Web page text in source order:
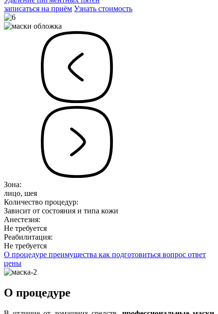
записаться на приём Узнать стоимость
Зона:
лицо, шея
Количество процедур:
Зависит от состояния и типа кожи
Анестезия:
Не требуется
Реабилитация:
Не требуется
О процедуре преимущества как подготовиться вопрос ответ
цены
О процедуре